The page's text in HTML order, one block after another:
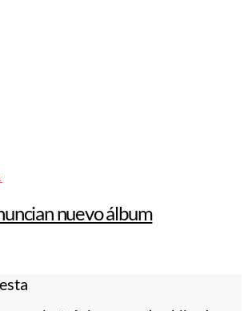
nuevo álbum